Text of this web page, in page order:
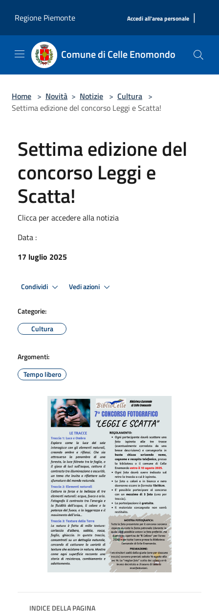
Regione Piemonte
Accedi all'area personale |
Comune di Celle Enomondo
Home > Novità > Notizie > Cultura >
Settima edizione del concorso Leggi e Scatta!
Settima edizione del
concorso Leggi e
Scatta!
Clicca per accedere alla notizia
Data :
17 luglio 2025
Condividi Vedi azioni
Categorie:
Cultura
Argomenti:
Tempo libero
INDICE DELLA PAGINA